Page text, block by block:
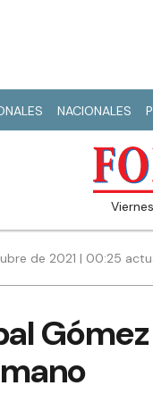
NACIONALES
de 2021 | 00:25